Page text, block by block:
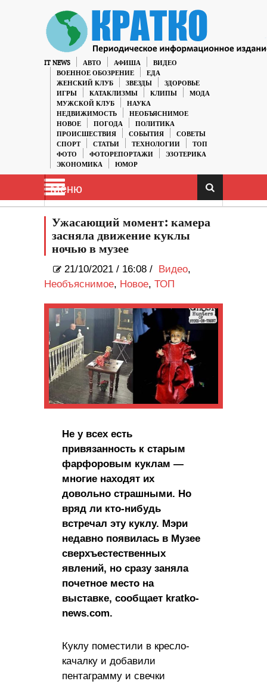
IT NEWS АВТО АФИША
ВИДЕО
ВОЕННОЕ ОБОЗРЕНИЕ
ЕДА
ЖЕНСКИЙ КЛУБ
ЗВЕЗДЫ
ЗДОРОВЬЕ
ИГРЫ
КАТАКЛИЗМЫ КЛИПЫ
МОДА
МУЖСКОЙ КЛУБ
НАУКА
НЕДВИЖИМОСТЬ
НЕОБЪЯСНИМОЕ
НОВОЕ
ПОГОДА
ПОЛИТИКА
ПРОИСШЕСТВИЯ
СОБЫТИЯ
СОВЕТЫ
СПОРТ
СТАТЬИ ТЕХНОЛОГИИ
ТОП
ФОТО
ФОТОРЕПОРТАЖИ
ЭЗОТЕРИКА
ЭКОНОМИКА
ЮМОР
Меню
Ужасающий момент: камера
засняла движение куклы
ночью в музее
21/10/2021 / 16:08 / Видео,
Необъяснимое, Новое, ТОП
Не у всех есть
привязанность к старым
фарфоровым куклам —
многие находят их
довольно страшными. Но
вряд ли кто-нибудь
встречал эту куклу. Мэри
недавно появилась в Музее
сверхъестественных
явлений, но сразу заняла
почетное место на
выставке, сообщает kratko-
news.com.
Куклу поместили в кресло-
качалку и добавили
пентаграмму и свечки